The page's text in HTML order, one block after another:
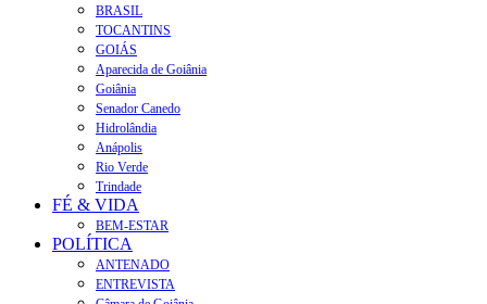
BRASIL
TOCANTINS
GOIÁS
Aparecida de Goiânia
Goiânia
Senador Canedo
Hidrolândia
Anápolis
Rio Verde
Trindade
FÉ & VIDA
BEM-ESTAR
POLÍTICA
ANTENADO
ENTREVISTA